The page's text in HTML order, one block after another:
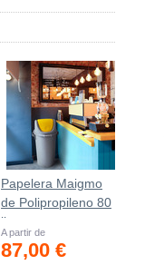
Papelera Maigmo
de Polipropileno 80
litros
A partir de
87,00 €